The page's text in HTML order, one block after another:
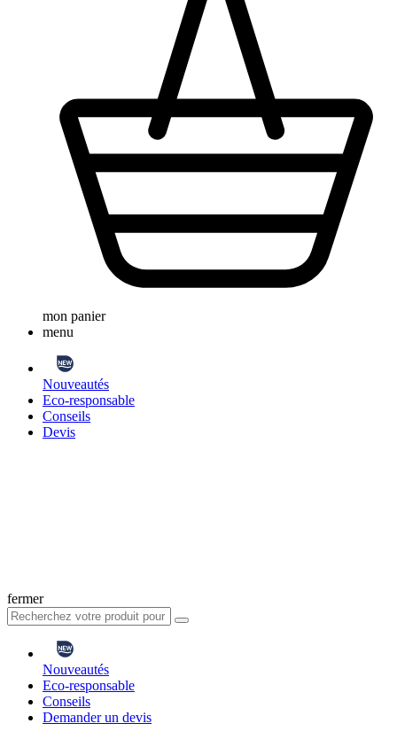
mon panier
menu
Nouveautés
Eco-responsable
Conseils
Devis
fermer
Nouveautés
Eco-responsable
Conseils
Demander un devis